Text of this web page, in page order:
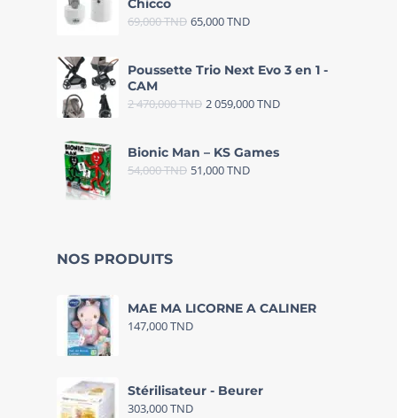
Chicco
69,000TND 65,000TND
Poussette Trio Next Evo 3 en 1 -
CAM
2 470,000TND 2 059,000TND
Bionic Man – KS Games
54,000TND 51,000TND
NOS PRODUITS
MAE MA LICORNE A CALINER
147,000TND
Stérilisateur - Beurer
303,000TND